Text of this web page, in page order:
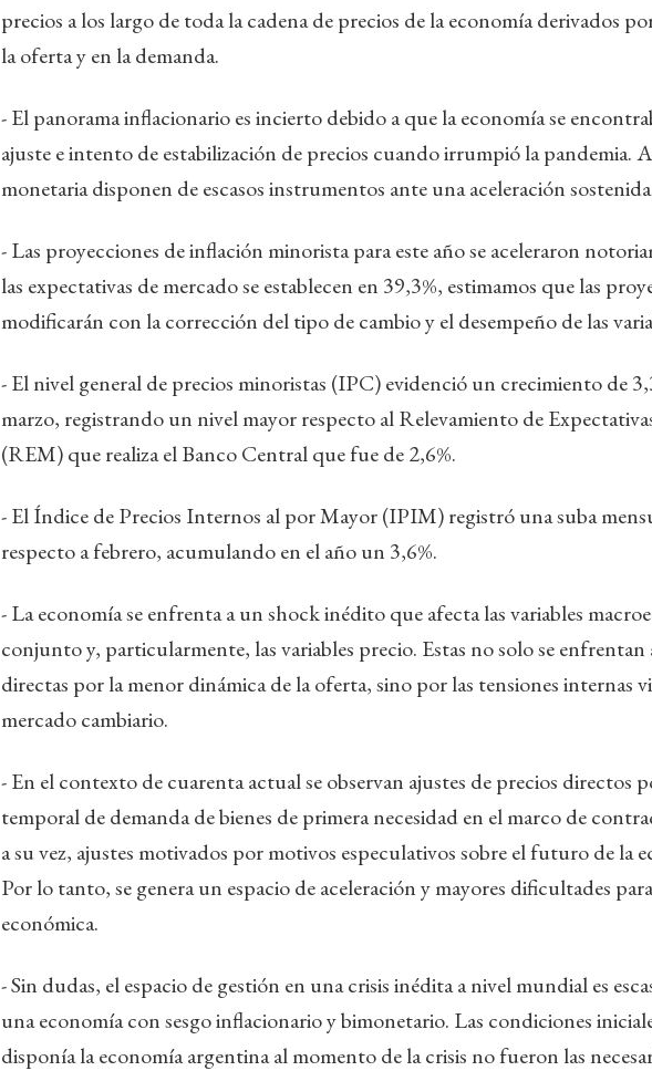
precios a los largo de toda la cadena de precios de la economía derivados
la oferta y en la demanda.
- El panorama inflacionario es incierto debido a que la economía se
ajuste e intento de estabilización de precios cuando irrumpió la pandemia.
monetaria disponen de escasos instrumentos ante una aceleración
- Las proyecciones de inflación minorista para este año se aceleraron
las expectativas de mercado se establecen en 39,3%, estimamos que las
modificarán con la corrección del tipo de cambio y el desempeño de las
- El nivel general de precios minoristas (IPC) evidenció un crecimiento de
marzo, registrando un nivel mayor respecto al Relevamiento de
(REM) que realiza el Banco Central que fue de 2,6%.
- El Índice de Precios Internos al por Mayor (IPIM) registró una suba
respecto a febrero, acumulando en el año un 3,6%.
- La economía se enfrenta a un shock inédito que afecta las variables
conjunto y, particularmente, las variables precio. Estas no solo se enfrentan
directas por la menor dinámica de la oferta, sino por las tensiones internas
mercado cambiario.
- En el contexto de cuarenta actual se observan ajustes de precios directos
temporal de demanda de bienes de primera necesidad en el marco de
a su vez, ajustes motivados por motivos especulativos sobre el futuro de la
Por lo tanto, se genera un espacio de aceleración y mayores dificultades
económica.
- Sin dudas, el espacio de gestión en una crisis inédita a nivel mundial es
una economía con sesgo inflacionario y bimonetario. Las condiciones
disponía la economía argentina al momento de la crisis no fueron las